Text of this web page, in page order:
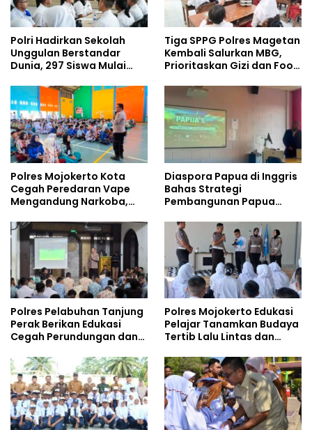
Polri Hadirkan Sekolah
Unggulan Berstandar
Dunia, 297 Siswa Mulai
Tiga SPPG Polres Magetan
Kembali Salurkan MBG,
Prioritaskan Gizi dan Food
Polres Mojokerto Kota
Cegah Peredaran Vape
Mengandung Narkoba,
Kalangan Remaja
Diaspora Papua di Inggris
Bahas Strategi
Pembangunan Papua
Doktoral Internasional
Polres Pelabuhan Tanjung
Perak Berikan Edukasi
Cegah Perundungan dan
kepada Pelajar MPLS
Polres Mojokerto Edukasi
Pelajar Tanamkan Budaya
Tertib Lalu Lintas dan